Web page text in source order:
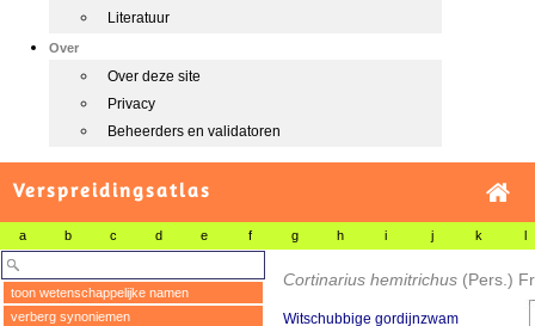
Literatuur
Over
Over deze site
Privacy
Beheerders en validatoren
Verspreidingsatlas
a b c d e f g h i j k l
toon wetenschappelijke namen
verberg synoniemen
Cortinarius hemitrichus (Pers.)
Witschubbige gordijnzwam